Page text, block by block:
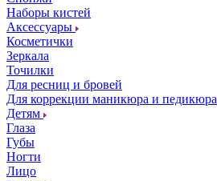
Наборы кистей
Аксессуары
Косметички
Зеркала
Точилки
Для ресниц и бровей
Для коррекции маникюра и педикюра
Детям
Глаза
Губы
Ногти
Лицо